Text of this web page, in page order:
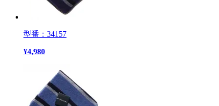
型番：34157
¥4,980